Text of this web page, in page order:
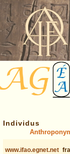
Individus
www.ifao.egnet.net